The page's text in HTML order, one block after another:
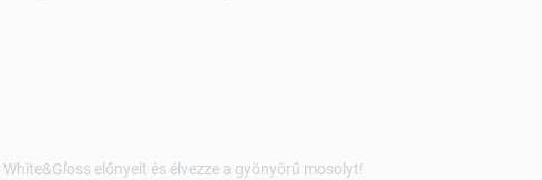
előnyeit és élvezze a gyönyörű mosolyt!